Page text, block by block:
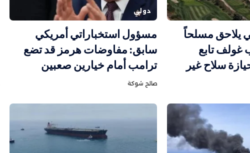
يلاحق مسلحاً
تابع
سلاح غير
دولي
مسؤول استخباراتي أمريكي
سابق: مفاوضات هرمز قد تضع
ترامب أمام خيارين صعبين
صالح شوكة